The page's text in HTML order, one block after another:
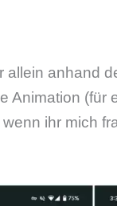
anhand
Animation (für
ihr mich